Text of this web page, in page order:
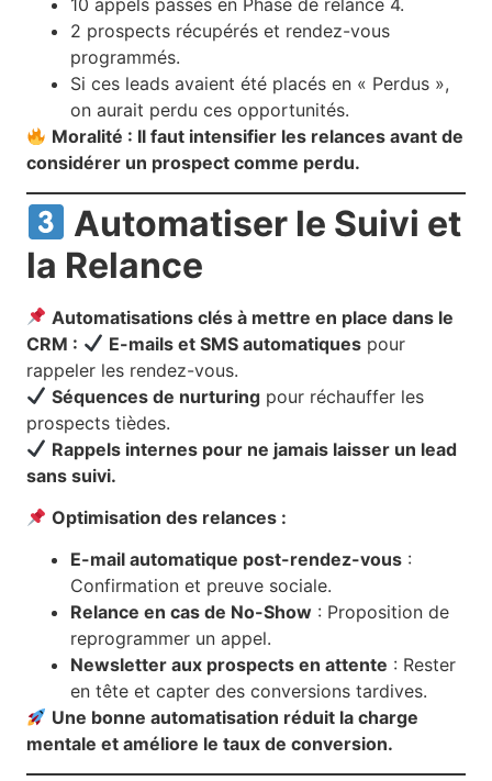
10 appels passés en Phase de relance 4.
2 prospects récupérés et rendez-vous
programmés.
Si ces leads avaient été placés en « Perdus »,
on aurait perdu ces opportunités.
Moralité : Il faut intensifier les relances avant de
considérer un prospect comme perdu.
Automatiser le Suivi et
la Relance
Automatisations clés à mettre en place dans le
CRM :
E-mails et SMS automatiques pour
rappeler les rendez-vous.
Séquences de nurturing pour réchauffer les
prospects tièdes.
Rappels internes pour ne jamais laisser un lead
sans suivi.
Optimisation des relances :
E-mail automatique post-rendez-vous :
Confirmation et preuve sociale.
Relance en cas de No-Show : Proposition de
reprogrammer un appel.
Newsletter aux prospects en attente : Rester
en tête et capter des conversions tardives.
Une bonne automatisation réduit la charge
mentale et améliore le taux de conversion.